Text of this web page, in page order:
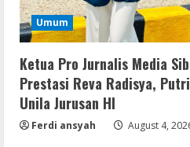
Umum
Ketua Pro Jurnalis Media
Prestasi Reva Radisya,
Unila Jurusan HI
Ferdi ansyah August 4,
5
Umum
Profil AKBP
Brimob
Kanan
August 5,
Serialers
VMware